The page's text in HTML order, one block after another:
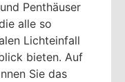
Penthäuser
alle so
Lichteinfall
bieten. Auf
Sie das